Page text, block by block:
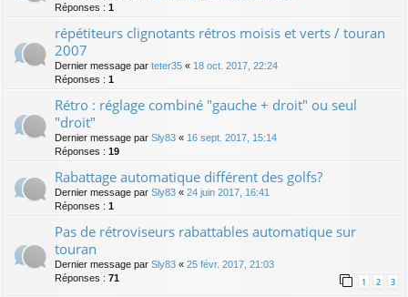
Réponses : 1
répétiteurs clignotants rétros moisis et verts / touran
2007
Dernier message par teter35 « 18 oct. 2017, 22:24
Réponses : 1
Rétro : réglage combiné "gauche + droit" ou seul
"droit"
Dernier message par Sly83 « 16 sept. 2017, 15:14
Réponses : 19
Rabattage automatique différent des golfs?
Dernier message par Sly83 « 24 juin 2017, 16:41
Réponses : 1
Pas de rétroviseurs rabattables automatique sur
touran
Dernier message par Sly83 « 25 févr. 2017, 21:03
Réponses : 71 1 2 3